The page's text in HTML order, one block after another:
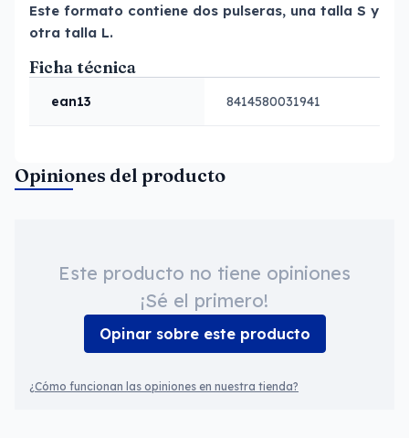
Este formato contiene dos pulseras, una talla S y
otra talla L.
Ficha técnica
ean13 8414580031941
Opiniones del producto
Este producto no tiene opiniones
¡Sé el primero!
Opinar sobre este producto
¿Cómo funcionan las opiniones en nuestra tienda?